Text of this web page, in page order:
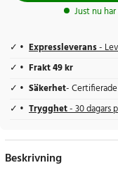
Just nu
Expressleverans-
Frakt 49 kr
Säkerhet-
Trygghet- 30 dagars
Beskrivning